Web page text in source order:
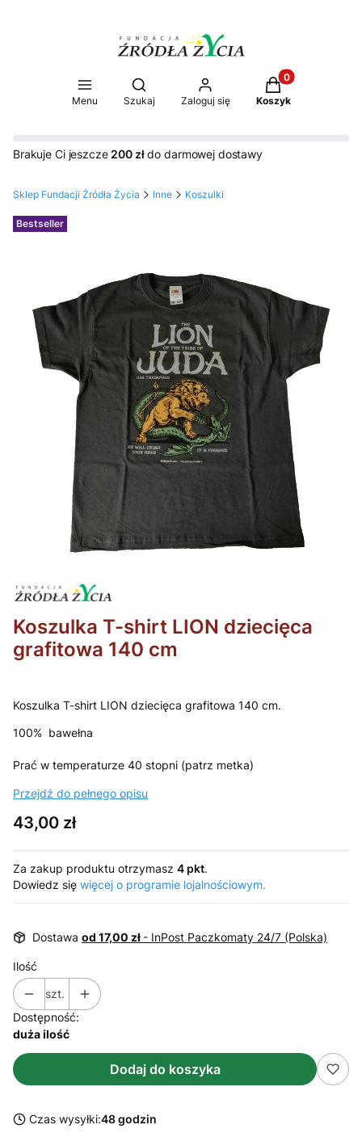
Menu
Otwórz wyszukiwarkę
Szukaj Zaloguj się
Produkty w
Koszyk
Brakuje Ci jeszcze 200 złdo darmowej dostawy
Sklep Fundacji Źródła Życia Inne Koszulki
Etykiety
Bestseller
Koszulka T-shirt LION dziecięca
grafitowa 140 cm
Koszulka T-shirt LION dziecięca grafitowa 140 cm.
100% bawełna
Prać w temperaturze 40 stopni (patrz metka)
Przejdź do pełnego opisu
Cena
43,00 zł
Za zakup produktu otrzymasz 4 pkt.
Dowiedz się więcej o programie lojalnościowym.
Dostawa od 17,00 zł - InPost Paczkomaty 24/7 (Polska)
Ilość
szt.
Dostępność:
duża ilość
Dodaj do koszyka
Czas wysyłki:48 godzin